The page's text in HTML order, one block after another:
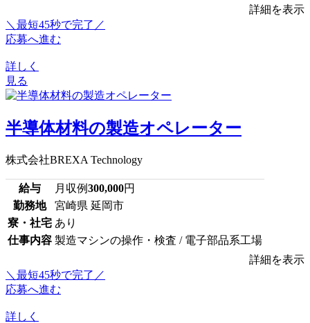
詳細を表示
＼最短45秒で完了／
応募へ進む
詳しく
見る
半導体材料の製造オペレーター
株式会社BREXA Technology
給与 月収例300,000円
勤務地
宮崎県 延岡市
寮・社宅 あり
仕事内容 製造マシンの操作・検査 / 電子部品系工場
詳細を表示
＼最短45秒で完了／
応募へ進む
詳しく